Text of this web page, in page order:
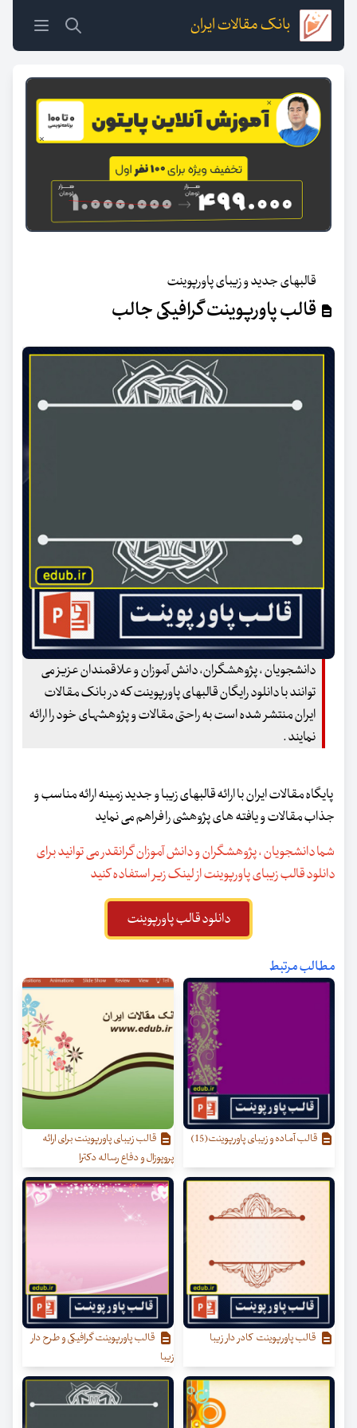
بانک مقالات ایران
قالبهای جدید و زیبای پاورپوینت
قالب پاورپوینت گرافیکی جالب
دانشجویان ، پژوهشگران، دانش آموزان و علاقمندان عزیز می
توانند با دانلود رایگان قالبهای پاورپوینت که در بانک مقالات
ایران منتشر شده است به راحتی مقالات و پژوهشهای خود را ارائه
نمایند .
پایگاه مقالات ایران با ارائه قالبهای زیبا و جدید زمینه ارائه مناسب و
جذاب مقالات و یافته های پژوهشی را فراهم می نماید
شما دانشجویان ، پژوهشگران و دانش آموزان گرانقدر می توانید برای
دانلود قالب زیبای پاورپوینت از لینک زیر استفاده کنید
دانلود قالب پاورپوینت
مطالب مرتبط
قالب آماده و زیبای پاورپوینت(15)
قالب زیبای پاورپوینت برای ارائه
پروپوزال و دفاع رساله دکترا
قالب پاورپوینت کادر دار زیبا
قالب پاورپوینت گرافیکی و طرح دار
زیبا